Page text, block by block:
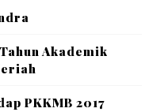
Akademik
PKKMB 2017